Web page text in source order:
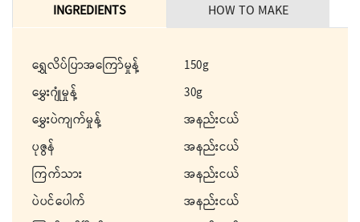
INGREDIENTS HOW TO MAKE
ရွှေလိပ်ပြာအကြော်မှုန့်
150g
မွှေးဂျုံမှုန့်
30g
မွှေးပဲကျက်မှုန့်
အနည်းငယ်
ပုဇွန်
အနည်းငယ်
ကြက်သား
အနည်းငယ်
ပဲပင်ပေါက်
အနည်းငယ်